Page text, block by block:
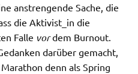
anstrengende Sache, die
die Aktivist_in die
Falle vordem Burnout.
darüber gemacht,
denn als Spring